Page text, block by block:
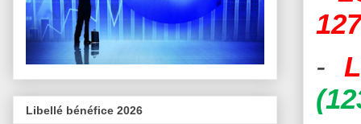
-
Libellé bénéfice 2026